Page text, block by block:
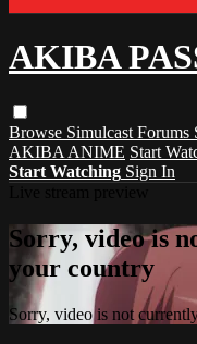
AKIBA
Browse Simulcast Forums
AKIBA ANIME Start
Start Watching Sign In
Sorry, video is
your country
Sorry, video is not